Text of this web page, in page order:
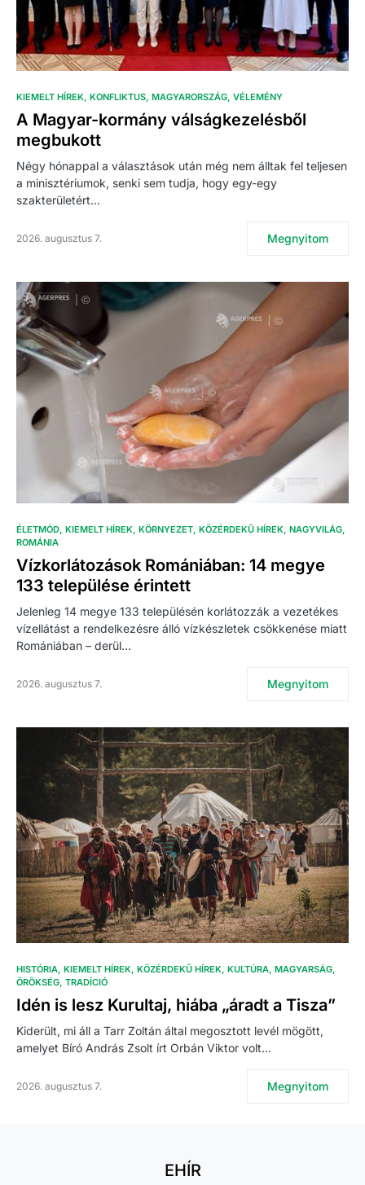
KIEMELT HÍREK KONFLIKTUS MAGYARORSZÁG VÉLEMÉNY
A Magyar-kormány válságkezelésből
megbukott
Négy hónappal a választások után még nem álltak fel teljesen
a minisztériumok, senki sem tudja, hogy egy-egy
szakterületért…
2026. augusztus 7. Megnyitom
ÉLETMÓD KIEMELT HÍREK KÖRNYEZET KÖZÉRDEKŰ HÍREK NAGYVILÁG
ROMÁNIA
Vízkorlátozások Romániában: 14 megye
133 települése érintett
Jelenleg 14 megye 133 településén korlátozzák a vezetékes
vízellátást a rendelkezésre álló vízkészletek csökkenése miatt
Romániában – derül…
2026. augusztus 7. Megnyitom
HISTÓRIA KIEMELT HÍREK KÖZÉRDEKŰ HÍREK KULTÚRA MAGYARSÁG
ÖRÖKSÉG TRADÍCIÓ
Idén is lesz Kurultaj, hiába „áradt a Tisza”
Kiderült, mi áll a Tarr Zoltán által megosztott levél mögött,
amelyet Bíró András Zsolt írt Orbán Viktor volt…
2026. augusztus 7. Megnyitom
EHÍR